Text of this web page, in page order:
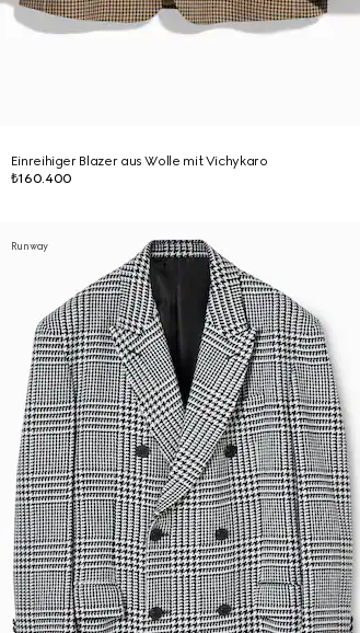
Einreihiger Blazer aus Wolle mit Vichykaro
₺160.400
Runway